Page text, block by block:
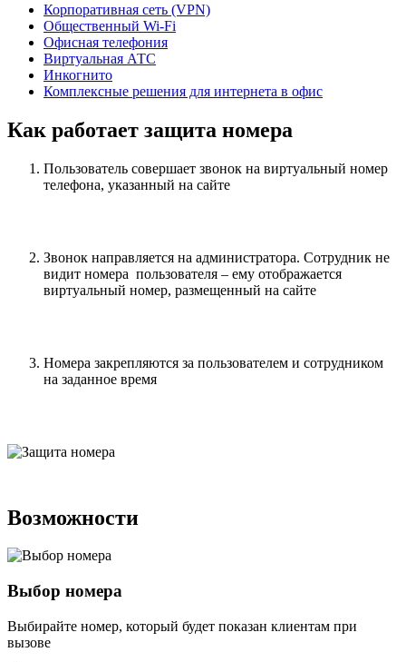
Корпоративная сеть (VPN)
Общественный Wi-Fi
Офисная телефония
Виртуальная АТС
Инкогнито
Комплексные решения для интернета в офис
Как работает защита номера
Пользователь совершает звонок на виртуальный номер
телефона, указанный на сайте
Звонок направляется на администратора. Сотрудник не
видит номера пользователя – ему отображается
виртуальный номер, размещенный на сайте
Номера закрепляются за пользователем и сотрудником
на заданное время
Возможности
Выбор номера
Выбирайте номер, который будет показан клиентам при
вызове